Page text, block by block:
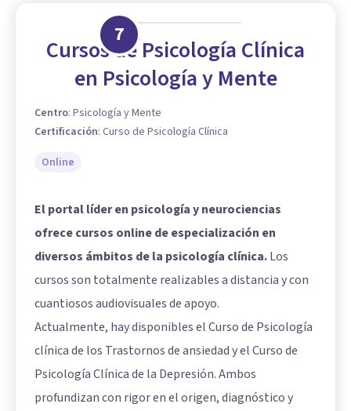
7
Cursos de Psicología Clínica
en Psicología y Mente
Centro: Psicología y Mente
Certificación: Curso de Psicología Clínica
Online
El portal líder en psicología y neurociencias
ofrece cursos online de especialización en
diversos ámbitos de la psicología clínica.Los
cursos son totalmente realizables a distancia y con
cuantiosos audiovisuales de apoyo.
Actualmente, hay disponibles elCurso de Psicología
clínica de los Trastornos de ansiedady elCurso de
Psicología Clínica de la Depresión. Ambos
profundizan con rigor en el origen, diagnóstico y